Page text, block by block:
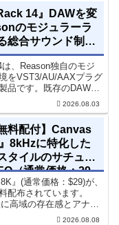
14』DAWを変
のモジュラーラ
総合サウンド制作
、Reason独自のモジ
をVST3/AU/AAXプラグ
品です。既存のDAWを
く、68種類のシンセや
配線をそのままトラック
2026.08.03
料配付】Canvas
8kHzに特化した
タイルのサチュレ
（通常価格：29
』(通常価格：$29)が、
配布されています。
高域の存在感とアナロ
クスに加えることがで
2026.08.08